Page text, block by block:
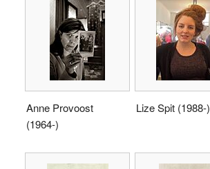
Anne Provoost
(1964-)
Lize Spit (1988-)